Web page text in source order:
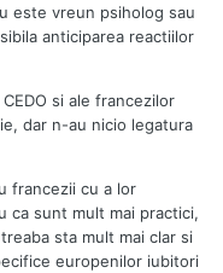
este vreun psiholog sau
anticiparea reactiilor
si ale francezilor
dar n-au nicio legatura
francezii cu a lor
ca sunt mult mai practici,
sta mult mai clar si
europenilor iubitori